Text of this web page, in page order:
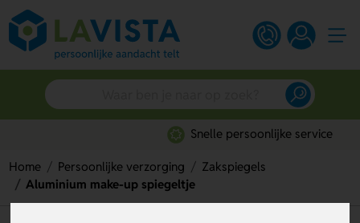
Snelle persoonlijke service
Home Persoonlijke verzorging
Zakspiegels
Aluminium make-up spiegeltje